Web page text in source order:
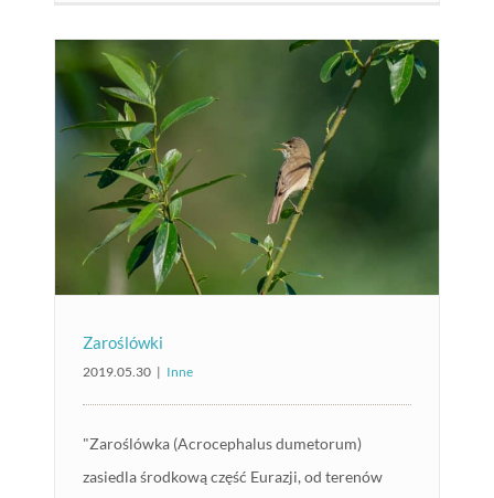
Zaroślówki
2019.05.30 | Inne
"Zaroślówka (Acrocephalus dumetorum)
zasiedla środkową część Eurazji, od terenów